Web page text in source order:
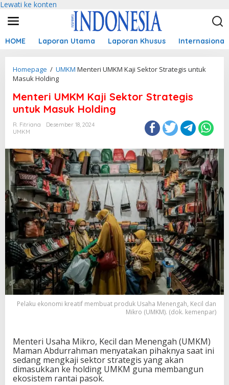
Lewati ke konten
HOME Laporan Utama Laporan Khusus Internasional
Homepage / UMKM Menteri UMKM Kaji Sektor Strategis untuk
Masuk Holding
Menteri UMKM Kaji Sektor Strategis
untuk Masuk Holding
R. Fitriana
Desember 18, 2024
UMKM
Pelaku ekonomi kreatif membuat produk Usaha Menengah, Kecil dan
Mikro (UMKM). (dok. kemenpar)
Menteri Usaha Mikro, Kecil dan Menengah (UMKM)
Maman Abdurrahman menyatakan pihaknya saat ini
sedang mengkaji sektor strategis yang akan
dimasukkan ke holding UMKM guna membangun
ekosistem rantai pasok.